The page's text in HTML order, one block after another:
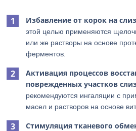
Избавление от корок на
этой целью применяются
или же растворы на основе
ферментов.
Активация процессов
поврежденных участков
рекомендуются ингаляции с
масел и растворов на основе
Стимуляция тканевого